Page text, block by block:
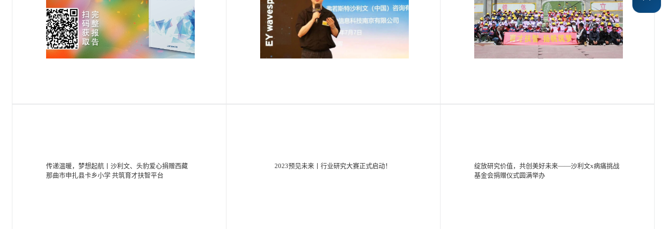
传递温暖，梦想起航丨沙利文、头豹爱心捐赠西藏
那曲市申扎县卡乡小学 共筑育才扶智平台
2023预见未来丨行业研究大赛正式启动！
绽放研究价值，共创美好未来——沙利文x病痛挑战
基金会捐赠仪式圆满举办